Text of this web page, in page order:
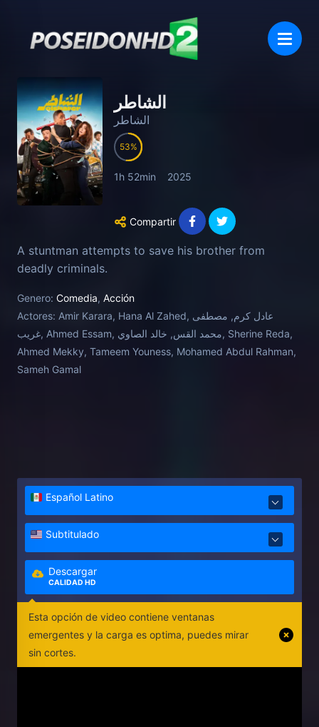
الشاطر
الشاطر
53
1h 52min 2025
Compartir
A stuntman attempts to save his brother from
deadly criminals.
Genero: Comedia, Acción
Actores: Amir Karara, Hana Al Zahed, عادل كرم, مصطفى
غريب, Ahmed Essam, محمد القس, خالد الصاوي, Sherine Reda,
Ahmed Mekky, Tameem Youness, Mohamed Abdul Rahman,
Sameh Gamal
Español Latino
Subtitulado
Descargar
CALIDAD HD
Esta opción de video contiene ventanas
emergentes y la carga es optima, puedes mirar
sin cortes.